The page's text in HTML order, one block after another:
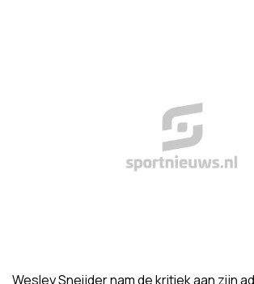
Wesley Sneijder nam de kritiek aan zijn